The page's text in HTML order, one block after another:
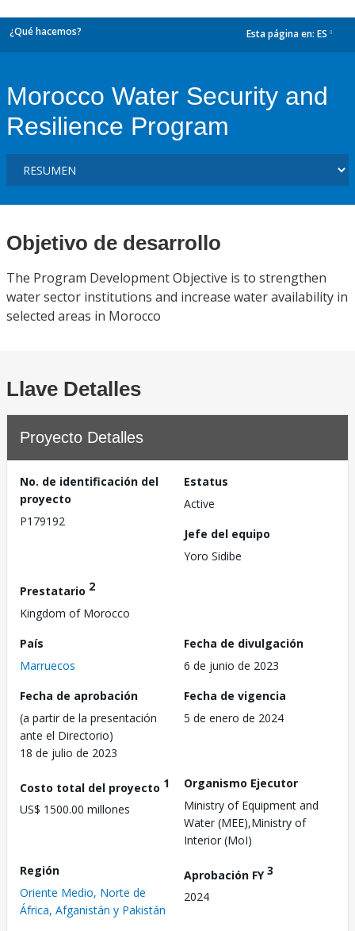
¿Qué hacemos? Esta página en: ES
Morocco Water Security and
Resilience Program
Objetivo de desarrollo
The Program Development Objective is to strengthen
water sector institutions and increase water availability in
selected areas in Morocco
Llave Detalles
Proyecto Detalles
No. de identificación del
proyecto
P179192
Estatus
Active
Jefe del equipo
Yoro Sidibe
Prestatario 2
Kingdom of Morocco
País
Marruecos
Fecha de divulgación
6 de junio de 2023
Fecha de aprobación
(a partir de la presentación
ante el Directorio)
18 de julio de 2023
Fecha de vigencia
5 de enero de 2024
Costo total del proyecto 1
US$ 1500.00 millones
Organismo Ejecutor
Ministry of Equipment and
Water (MEE),Ministry of
Interior (MoI)
Región
Oriente Medio, Norte de
África, Afganistán y Pakistán
Aprobación FY3
2024